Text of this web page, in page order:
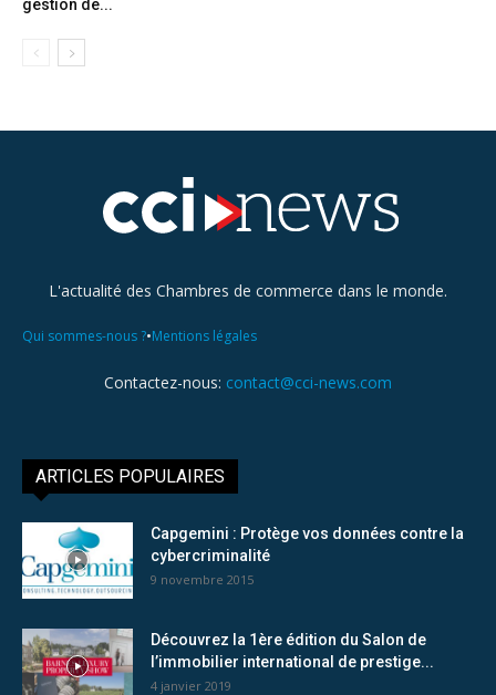
gestion de...
L'actualité des Chambres de commerce dans le monde.
Qui sommes-nous ?•Mentions légales
Contactez-nous: contact@cci-news.com
ARTICLES POPULAIRES
Capgemini : Protège vos données contre la
cybercriminalité
9 novembre 2015
Découvrez la 1ère édition du Salon de
l’immobilier international de prestige...
4 janvier 2019